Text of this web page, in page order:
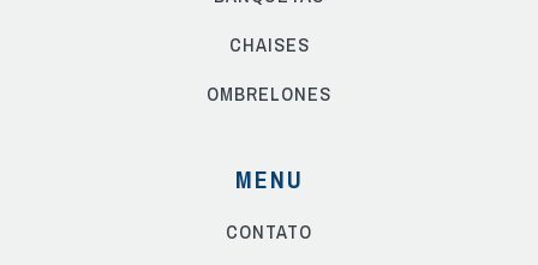
CHAISES
OMBRELONES
MENU
CONTATO